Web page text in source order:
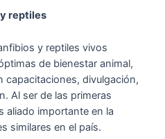
reptiles
y reptiles vivos
de bienestar animal,
capacitaciones, divulgación,
Al ser de las primeras
aliado importante en la
similares en el país.